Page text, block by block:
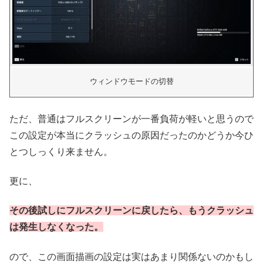
ウィンドウモードの切替
ただ、普通はフルスクリーンが一番負荷が軽いと思うので
この設定が本当にクラッシュの原因だったのかどうか今ひ
とつしっくり来ません。
更に、
その後試しにフルスクリーンに戻したら、もうクラッシュ
は発生しなくなった。
ので、この画面描画の設定は実はあまり関係ないのかもし